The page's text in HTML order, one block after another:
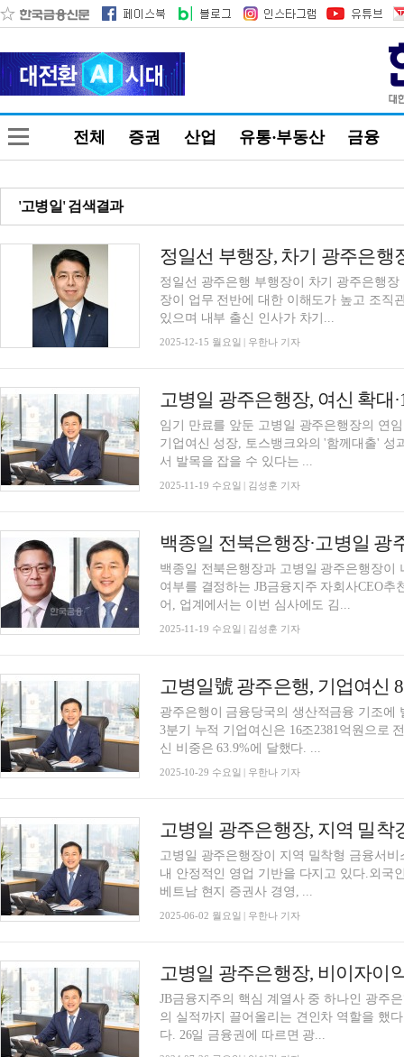
전체 증권 산업 유통·부동산 금융
'고병일' 검색결과
정일선 광주은행 부행장이 차기 광주은행
장이 업무 전반에 대한 이해도가 높고 조직
있으며 내부 출신 인사가 차기...
2025-12-15 월요일 | 우한나 기자
임기 만료를 앞둔 고병일 광주은행장의 연
기업여신 성장, 토스뱅크와의 '함께대출' 성
서 발목을 잡을 수 있다는 ...
2025-11-19 수요일 | 김성훈 기자
백종일 전북은행장과 고병일 광주은행장
여부를 결정하는 JB금융지주 자회사CEO
어, 업계에서는 이번 심사에도 김...
2025-11-19 수요일 | 김성훈 기자
광주은행이 금융당국의 생산적금융 기조
3분기 누적 기업여신은 16조2381억원으로
신 비중은 63.9%에 달했다. ...
2025-10-29 수요일 | 우한나 기자
고병일 광주은행장이 지역 밀착형 금융서
내 안정적인 영업 기반을 다지고 있다.외국
베트남 현지 증권사 경영, ...
2025-06-02 월요일 | 우한나 기자
JB금융지주의 핵심 계열사 중 하나인 광주
의 실적까지 끌어올리는 견인차 역할을 했
다. 26일 금융권에 따르면 광...